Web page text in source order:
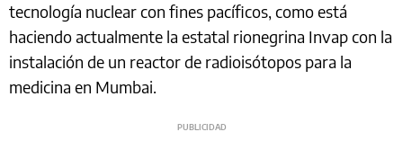
tecnología nuclear con fines pacíficos, como está
haciendo actualmente la estatal rionegrina Invap con la
instalación de un reactor de radioisótopos para la
medicina en Mumbai.